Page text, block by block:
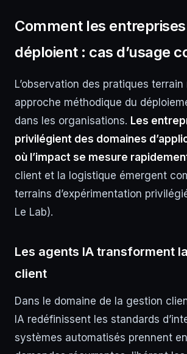
Comment les
déploient : cas d’usage
L’observation des pratiques
approche méthodique du
dans les organisations. Les
privilégient des domaines
où l’impact se mesure
client et la logistique émergent
terrains d’expérimentation
Le Lab).
Les agents IA transforment
client
Dans le domaine de la gestion
IA redéfinissent les standards
systèmes automatisés prennent